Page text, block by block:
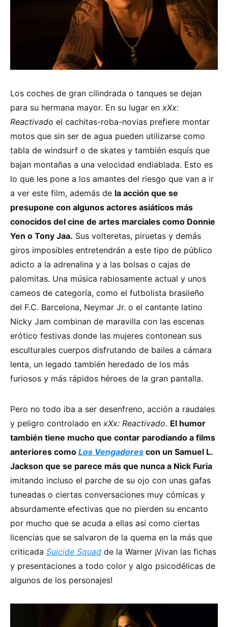
Los coches de gran cilindrada o tanques se dejan
para su hermana mayor. En su lugar en xXx:
Reactivado el cachitas-roba-novias prefiere montar
motos que sin ser de agua pueden utilizarse como
tabla de windsurf o de skates y también esquís que
bajan montañas a una velocidad endiablada. Esto es
lo que les pone a los amantes del riesgo que van a ir
a ver este film, además de la acción que se
presupone con algunos actores asiáticos más
conocidos del cine de artes marciales como Donnie
Yen o Tony Jaa. Sus volteretas, piruetas y demás
giros imposibles entretendrán a este tipo de público
adicto a la adrenalina y a las bolsas o cajas de
palomitas. Una música rabiosamente actual y unos
cameos de categoría, como el futbolista brasileño
del F.C. Barcelona, Neymar Jr. o el cantante latino
Nicky Jam combinan de maravilla con las escenas
erótico festivas donde las mujeres contonean sus
esculturales cuerpos disfrutando de bailes a cámara
lenta, un legado también heredado de los más
furiosos y más rápidos héroes de la gran pantalla.
Pero no todo iba a ser desenfreno, acción a raudales
y peligro controlado en xXx: Reactivado. El humor
también tiene mucho que contar parodiando a films
anteriores como Los Vengadores con un Samuel L.
Jackson que se parece más que nunca a Nick Furia
imitando incluso el parche de su ojo con unas gafas
tuneadas o ciertas conversaciones muy cómicas y
absurdamente efectivas que no pierden su encanto
por mucho que se acuda a ellas así como ciertas
licencias que se salvaron de la quema en la más que
criticada Suicide Squad de la Warner ¡Vivan las fichas
y presentaciones a todo color y algo psicodélicas de
algunos de los personajes!